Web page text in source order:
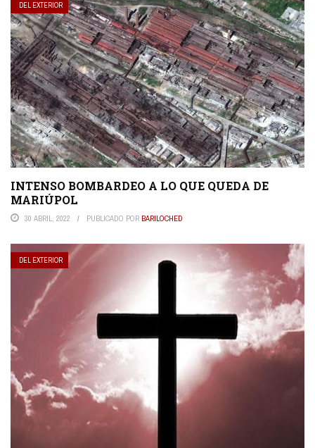
DEL EXTERIOR
INTENSO BOMBARDEO A LO QUE QUEDA DE
MARIÚPOL
30 ABRIL, 2022 PUBLICADO POR BARILOCHED
DEL EXTERIOR